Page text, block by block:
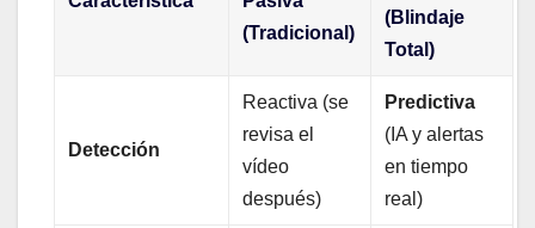
(Tradicional)
(Blindaje
Total)
Detección
Reactiva (se
revisa el
vídeo
después)
Predictiva
(IA y alertas
en tiempo
real)